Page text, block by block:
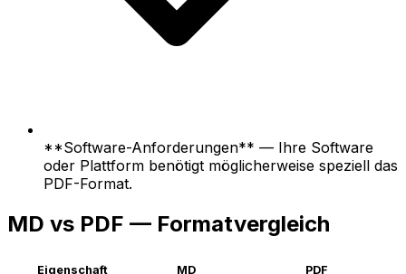
**Software-Anforderungen** — Ihre Software
oder Plattform benötigt möglicherweise speziell das
PDF-Format.
MD vs PDF — Formatvergleich
Eigenschaft MD PDF